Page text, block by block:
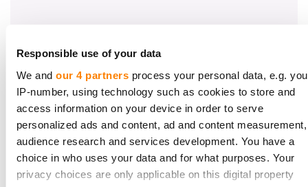
Responsible use of your data
We and our 4 partnersprocess your personal data, e.g.
IP-number, using technology such as cookies to store and
access information on your device in order to serve
personalized ads and content, ad and content measurement,
audience research and services development. You have a
choice in who uses your data and for what purposes. Your
privacy choices are only applicable on this digital property
FINANSĒJUMA IZLIETOJUMS
200 000 € investīciju
kārta